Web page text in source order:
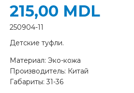
Детские туфли.
Материал: Эко-кожа
Производитель: Китай
Габариты: 31-36
215,00 MDL
250904-11